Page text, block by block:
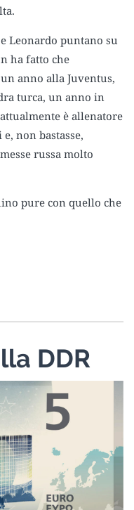
Leonardo puntano su
ha fatto che
anno alla Juventus,
turca, un anno in
è allenatore
non bastasse,
russa molto
pure con quello che
DDR